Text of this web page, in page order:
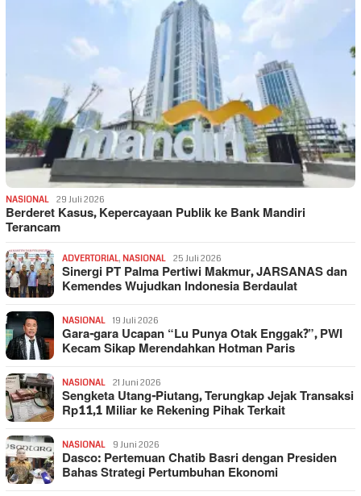
NASIONAL 29 Juli 2026
Berderet Kasus, Kepercayaan Publik ke Bank Mandiri
Terancam
ADVERTORIAL, NASIONAL 25 Juli 2026
Sinergi PT Palma Pertiwi Makmur, JARSANAS dan
Kemendes Wujudkan Indonesia Berdaulat
NASIONAL 19 Juli 2026
Gara-gara Ucapan “Lu Punya Otak Enggak?”, PWI
Kecam Sikap Merendahkan Hotman Paris
NASIONAL 21 Juni 2026
Sengketa Utang-Piutang, Terungkap Jejak Transaksi
Rp11,1 Miliar ke Rekening Pihak Terkait
NASIONAL 9 Juni 2026
Dasco: Pertemuan Chatib Basri dengan Presiden
Bahas Strategi Pertumbuhan Ekonomi